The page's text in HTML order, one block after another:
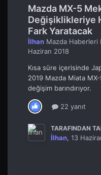
Mazda MX-5
Değişiklikleriye
Fark Yaratacak
İlhan Mazda Haberleri
Haziran 2018
Kısa süre içerisinde
2019 Mazda Miata
değişim barındırıyor.
22 yanıt
TARAFINDAN
İlhan, 13